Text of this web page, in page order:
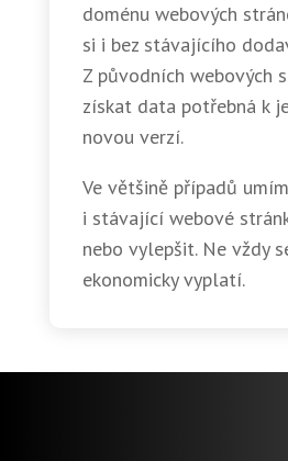
doménu webových
si i bez stávajícího
Z původních webových
získat data potřebná k
novou verzí.
Ve většině případů
i stávající webové
nebo vylepšit. Ne vždy
ekonomicky vyplatí.